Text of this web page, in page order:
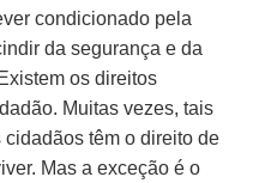
condicionado pela
da segurança e da
os direitos
Muitas vezes, tais
têm o direito de
Mas a exceção é o